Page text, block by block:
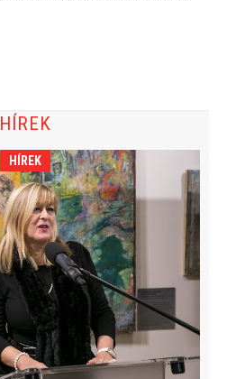
HÍREK
HÍREK